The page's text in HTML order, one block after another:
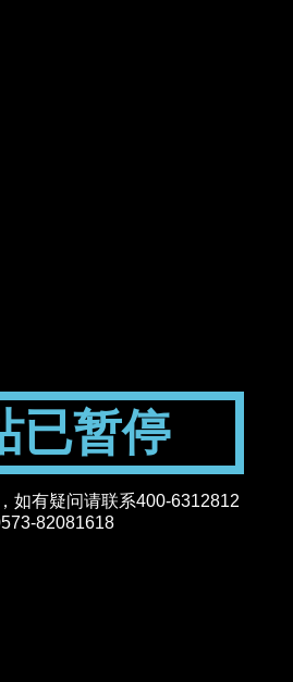
已暂停
如有疑问请联系400-6312812
82081618